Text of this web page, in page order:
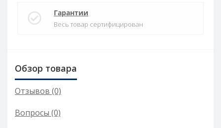
Гарантии
Весь товар сертифицирован
Обзор товара
Отзывов (0)
Вопросы (0)